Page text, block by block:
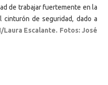
de trabajar fuertemente en la
de seguridad, dado a
Laura Escalante. Fotos: José